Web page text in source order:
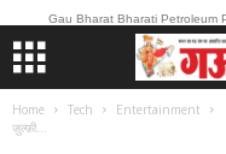
Gau Bharat Bharati Petroleum
Home Tech Entertainment
ज़ुल्फ़ी...